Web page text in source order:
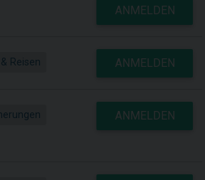
ANMELDEN
Reisen ANMELDEN
ANMELDEN